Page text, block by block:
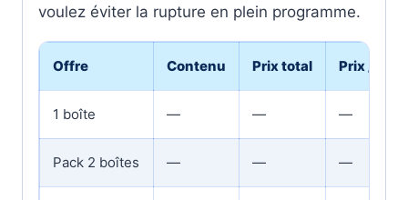
voulez éviter la rupture en plein programme.
Offre Contenu Prix total Prix /
1 boîte — — —
Pack 2 boîtes — — —